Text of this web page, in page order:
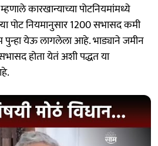
कारखान्याच्या पोटनियमांमध्ये
नियमानुसार 1200 सभासद कमी
येऊ लागलेला आहे. भाड्याने जमीन
होता येतं अशी पद्धत या